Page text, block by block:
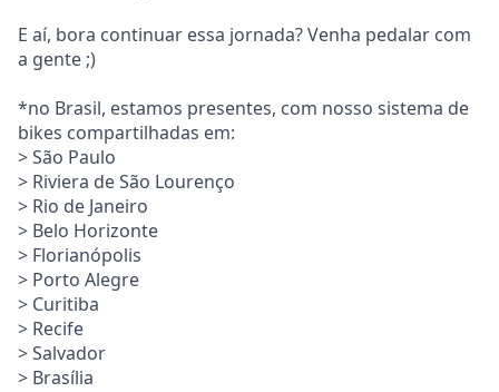
E aí, bora continuar essa jornada? Venha pedalar com
a gente ;)
*no Brasil, estamos presentes, com nosso sistema de
bikes compartilhadas em:
> São Paulo
> Riviera de São Lourenço
> Rio de Janeiro
> Belo Horizonte
> Florianópolis
> Porto Alegre
> Curitiba
> Recife
> Salvador
> Brasília